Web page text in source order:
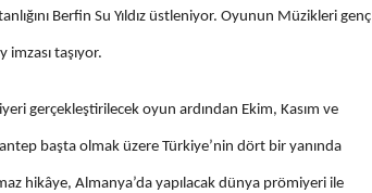
Berfin Su Yıldız üstleniyor. Oyunun Müzikleri genç
imzası taşıyor.
gerçekleştirilecek oyun ardından Ekim, Kasım ve
başta olmak üzere Türkiye’nin dört bir yanında
hikâye, Almanya’da yapılacak dünya prömiyeri ile